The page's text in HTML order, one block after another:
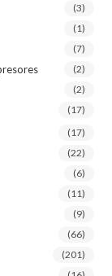
(3)
(1)
(7)
(2)
(2)
(17)
(17)
(22)
(6)
(11)
(9)
(66)
(201)